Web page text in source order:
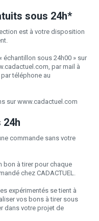
sous 24h*
est à votre disposition
échantillon sous 24h00 » sur
par mail à
téléphone au
sur www.cadactuel.com
24h
commande sans votre
bon à tirer pour chaque
chez CADACTUEL.
expérimentés se tient à
vos bons à tirer sous
dans votre projet de